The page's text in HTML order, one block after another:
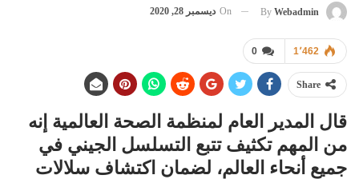
By Webadmin
On ديسمبر 28, 2020
0 1٬462
Share
قال المدير العام لمنظمة الصحة العالمية إنه
من المهم تكثيف تتبع التسلسل الجيني في
جميع أنحاء العالم، لضمان اكتشاف سلالات